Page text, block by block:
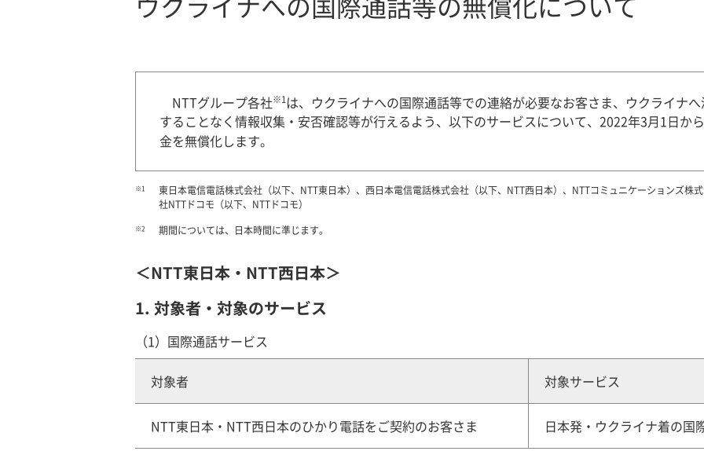
NTTグループ各社※1は、ウクライナへの国際通話等での連絡が必要なお客さま、ウクライナ
することなく情報収集・安否確認等が行えるよう、以下のサービスについて、2022年3月1日か
金を無償化します。
※1
東日本電信電話株式会社（以下、NTT東日本）、西日本電信電話株式会社（以下、NTT西日本）、NTTコミュニケーションズ株
社NTTドコモ（以下、NTTドコモ）
※2 期間については、日本時間に準じます。
＜NTT東日本・NTT西日本＞
1. 対象者・対象のサービス
（1）国際通話サービス
対象者 対象サービス
NTT東日本・NTT西日本のひかり電話をご契約のお客さま 日本発・ウクライナ着の国